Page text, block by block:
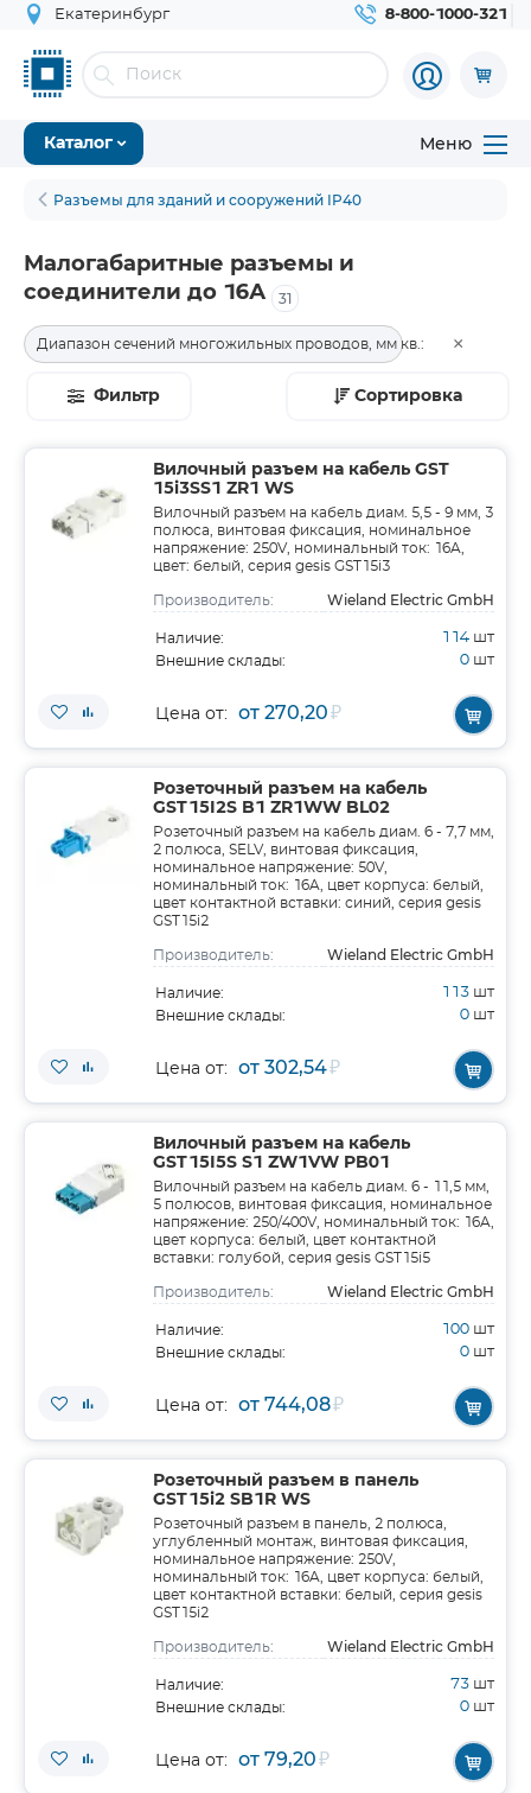
Екатеринбург 8-800-1000-321
Каталог Меню
Разъемы для зданий и сооружений IP40
Малогабаритные разъемы и
соединители до 16А
31
Диапазон сечений многожильных проводов, мм кв.: 0,5 - 2,5
×
Фильтр Сортировка
Вилочный разъем на кабель GST
15i3SS1 ZR1 WS
Вилочный разъем на кабель диам. 5,5 - 9 мм, 3
полюса, винтовая фиксация, номинальное
напряжение: 250V, номинальный ток: 16A,
цвет: белый, серия gesis GST15i3
Производитель: Wieland Electric GmbH
Наличие: 114 шт
Внешние склады: 0 шт
Цена от: от 270,20₽
Розеточный разъем на кабель
GST15I2S B1 ZR1WW BL02
Розеточный разъем на кабель диам. 6 - 7,7 мм,
2 полюса, SELV, винтовая фиксация,
номинальное напряжение: 50V,
номинальный ток: 16A, цвет корпуса: белый,
цвет контактной вставки: синий, серия gesis
GST15i2
Производитель: Wieland Electric GmbH
Наличие: 113 шт
Внешние склады: 0 шт
Цена от: от 302,54₽
Вилочный разъем на кабель
GST15I5S S1 ZW1VW PB01
Вилочный разъем на кабель диам. 6 - 11,5 мм,
5 полюсов, винтовая фиксация, номинальное
напряжение: 250/400V, номинальный ток: 16A,
цвет корпуса: белый, цвет контактной
вставки: голубой, серия gesis GST15i5
Производитель: Wieland Electric GmbH
Наличие: 100 шт
Внешние склады: 0 шт
Цена от: от 744,08₽
Розеточный разъем в панель
GST15i2 SB1R WS
Розеточный разъем в панель, 2 полюса,
углубленный монтаж, винтовая фиксация,
номинальное напряжение: 250V,
номинальный ток: 16A, цвет корпуса: белый,
цвет контактной вставки: белый, серия gesis
GST15i2
Производитель: Wieland Electric GmbH
Наличие: 73 шт
Внешние склады: 0 шт
Цена от: от 79,20₽